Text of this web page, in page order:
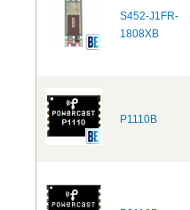
S452-J1FR-
1808XB
P1110B